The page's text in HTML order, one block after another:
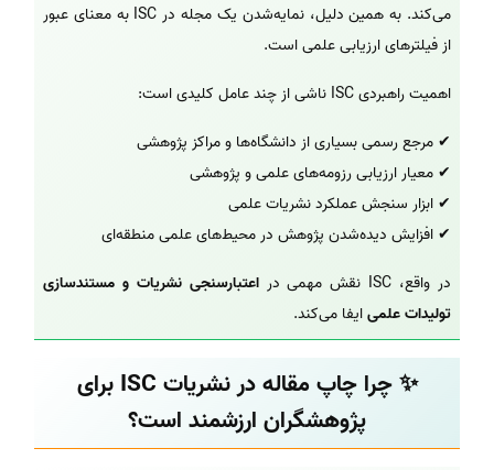
می‌کند. به همین دلیل، نمایه‌شدن یک مجله در ISC به معنای عبور
از فیلترهای ارزیابی علمی است.
اهمیت راهبردی ISC ناشی از چند عامل کلیدی است:
✔ مرجع رسمی بسیاری از دانشگاه‌ها و مراکز پژوهشی
✔ معیار ارزیابی رزومه‌های علمی و پژوهشی
✔ ابزار سنجش عملکرد نشریات علمی
✔ افزایش دیده‌شدن پژوهش در محیط‌های علمی منطقه‌ای
در واقع، ISC نقش مهمی در
اعتبارسنجی نشریات و مستندسازی
تولیدات علمیایفا می‌کند.
✨ چرا چاپ مقاله در نشریات ISC برای
پژوهشگران ارزشمند است؟